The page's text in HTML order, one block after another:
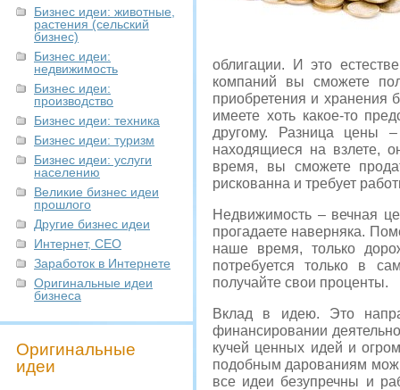
Бизнес идеи: животные,
растения (сельский
бизнес)
Бизнес идеи:
недвижимость
Бизнес идеи:
производство
Бизнес идеи: техника
Бизнес идеи: туризм
Бизнес идеи: услуги
населению
Великие бизнес идеи
прошлого
Другие бизнес идеи
Интернет, СЕО
Заработок в Интернете
Оригинальные идеи
бизнеса
Оригинальные
идеи
облигации. И это
компаний вы сможете
приобретения и хранения
имеете хоть какое-то
другому. Разница цены
находящиеся на взлете,
время, вы сможете
рискованна и требует
Недвижимость – вечная
прогадаете наверняка.
наше время, только
потребуется только в
получайте свои проценты.
Вклад в идею. Это
финансировании
кучей ценных идей и
подобным дарованиям
все идеи безупречны и